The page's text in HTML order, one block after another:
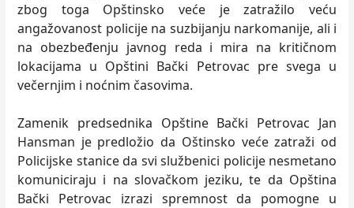
zbog toga Opštinsko veće je zatražilo veću
angažovanost policije na suzbijanju narkomanije, ali i
na obezbeđenju javnog reda i mira na kritičnom
lokacijama u Opštini Bački Petrovac pre svega u
večernjim i noćnim časovima.
Zamenik predsednika Opštine Bački Petrovac Jan
Hansman je predložio da Oštinsko veće zatraži od
Policijske stanice da svi službenici policije nesmetano
komuniciraju i na slovačkom jeziku, te da Opština
Bački Petrovac izrazi spremnost da pomogne u